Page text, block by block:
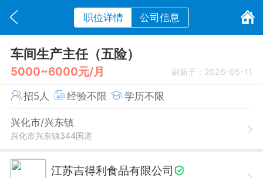
职位详情 公司信息
车间生产主任（五险）
5000~6000元/月 刷新于：2026-05-11
招5人 经验不限 学历不限
兴化市/兴东镇
兴化市兴东镇344国道
江苏吉得利食品有限公司